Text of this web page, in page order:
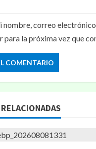
nombre, correo
para la próxima vez que